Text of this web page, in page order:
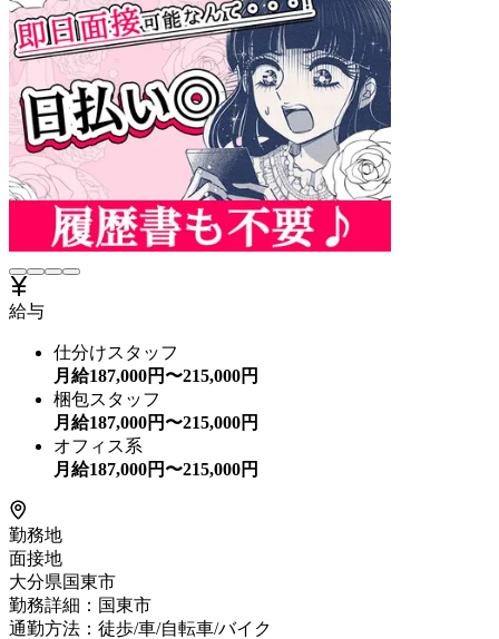
給与
仕分けスタッフ
月給187,000円〜215,000円
梱包スタッフ
月給187,000円〜215,000円
オフィス系
月給187,000円〜215,000円
勤務地
面接地
大分県国東市
勤務詳細：国東市
通勤方法：徒歩/車/自転車/バイク